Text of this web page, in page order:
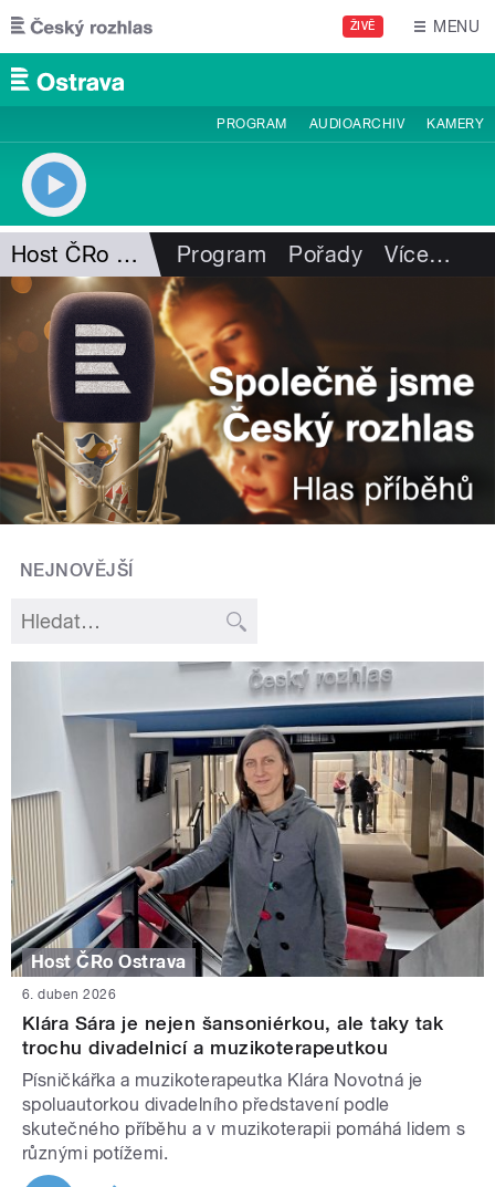
Přejít k hlavnímu obsahu
ŽIVĚ MENU
PROGRAM AUDIOARCHIV KAMERY
Host ČRo Ostrava Program Pořady Více…
NEJNOVĚJŠÍ
Host ČRo Ostrava
6. duben 2026
Klára Sára je nejen šansoniérkou, ale taky tak
trochu divadelnicí a muzikoterapeutkou
Písničkářka a muzikoterapeutka Klára Novotná je
spoluautorkou divadelního představení podle
skutečného příběhu a v muzikoterapii pomáhá lidem s
různými potížemi.